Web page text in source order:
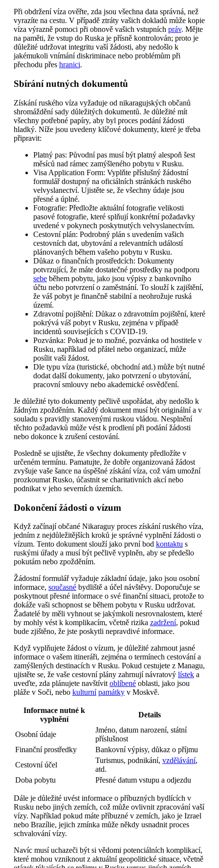
Při obdržení víza ověřte, zda jsou všechna data správná, než
vyrazíte na cestu. V případě ztráty vašich dokladů může kopie
víza výrazně pomoci při obnově vašich vstupních práv. Mějte
na paměti, že vstup do Ruska je přísně kontrolován; proto je
důležité udržovat integritu vaší žádosti, aby nedošlo k
jakémukoli vnímání diskriminace nebo problémům při
přechodu přes hranici.
Sbírání nutných dokumentů
Získání ruského víza vyžaduje od nikaragujských občanů
shromáždění sady důležitých dokumentů. Je důležité mít
všechny potřebné papíry, aby byl proces podání žádosti
hladký. Níže jsou uvedeny klíčové dokumenty, které je třeba
připravit:
Platný pas: Původní pas musí být platný alespoň šest
měsíců nad rámec zamýšleného pobytu v Rusku.
Visa Application Form: Vyplňte příslušný žádostní
formulář dostupný na oficiálních stránkách ruského
velvyslanectví. Ujistěte se, že všechny údaje jsou
přesné a úplné.
Fotografie: Předložte aktuální fotografie velikosti
pasové fotografie, které splňují konkrétní požadavky
uvedené v pokynech poskytnutých velvyslanectvím.
Cestovní plán: Podrobný plán s uvedením vašich
cestovních dat, ubytování a relevantních událostí
plánovaných během vašeho pobytu v Rusku.
Důkaz o finančních prostředcích: Dokumenty
potvrzující, že máte dostatečné prostředky na podporu
sebe během pobytu, jako jsou výpisy z bankovního
účtu nebo potvrzení o zaměstnání. To slouží k zajištění,
že váš pobyt je finančně stabilní a neohrožuje ruská
území.
Zdravotní pojištění: Důkaz o zdravotním pojištění, které
pokrývá váš pobyt v Rusku, zejména v případě
incidentů souvisejících s COVID-19.
Pozvánka: Pokud je to možné, pozvánka od hostitele v
Rusku, například od přátel nebo organizací, může
posílit vaši žádost.
Dle typu víza (turistické, obchodní atd.) může být nutné
dodat další dokumenty, jako potvrzení o ubytování,
pracovní smlouvy nebo akademické osvědčení.
Je důležité tyto dokumenty pečlivě uspořádat, aby nedošlo k
žádným zpožděním. Každý dokument musí být originální a v
souladu s pravidly stanovenými ruskou vládou. Nesplnění
těchto požadavků může vést k prodlení při podání žádosti
nebo dokonce k zrušení cestování.
Posledně se ujistěte, že všechny dokumenty předložíte v
určeném termínu. Pamatujte, že dobře organizovaná žádost
zvyšuje vaše šance na úspěšné získání víza, což vám umožní
prozkoumat Rusko, účastnit se charitativních akcí nebo
podnikat v jeho severních územích.
Dokončení žádosti o vízum
Když začínají občané Nikaraguy proces získání ruského víza,
jedním z nejdůležitějších kroků je správné vyplnění žádosti o
vízum. Tento dokument slouží jako první bod kontaktu s
ruskými úřady a musí být pečlivě vyplněn, aby se předešlo
pokutám nebo zpožděním.
Žádostní formulář vyžaduje základní údaje, jako jsou osobní
informace, současné bydliště a účel návštěvy. Doporučuje se
poskytnout přesné informace o své finanční situaci, protože to
dokáže vaši schopnost se během pobytu v Rusku udržovat.
Žadatelé by měli vyhnout se jakýmkoli nesrovnalostem, které
by mohly vést k komplikacím, včetně rizika zadržení, pokud
bude zjištěno, že jste poskytli nepravdivé informace.
Když vyplňujete žádost o vízum, je důležité zahrnout jasné
informace o vašem itineráři, zejména o termínech cestování a
zamýšlených destinacích v Rusku. Pokud cestujete z Managu,
ujistěte se, že vaše cestovní plány zahrnují návratový lístek a
uveďte, zda plánujete navštívit oblíbené oblasti, jako jsou
pláže v Soči, nebo kulturní památky v Moskvě.
Informace nutné k
vyplnění
Details
Osobní údaje
Jméno, datum narození, státní
příslušnost
Finanční prostředky
Bankovní výpisy, důkaz o příjmu
Cestovní účel
Turismus, podnikání, vzdělávání,
atd.
Doba pobytu
Přesné datum vstupu a odjezdu
Dále je důležité uvést informace o příbuzných bydlících v
Rusku nebo jiných zemích, což může ovlivnit zpracování vaší
vízy. Například pokud máte příbuzné v zemích, jako je Izrael
nebo Brazílie, jejich zmínka může někdy usnadnit proces
schvalování vízy.
Navíc musí uchazeči být si vědomi potenciálních komplikací,
které mohou vzniknout z aktuální geopolitické situace, včetně